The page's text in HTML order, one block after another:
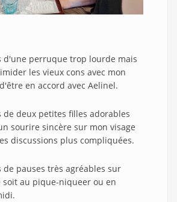
d'une perruque trop lourde mais
les vieux cons avec mon
en accord avec Aelinel.
de deux petites filles adorables
sourire sincère sur mon visage
discussions plus compliquées.
de pauses très agréables sur
soit au pique-niqueer ou en